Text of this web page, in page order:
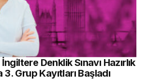
Denklik Sınavı Hazırlık
3. Grup Kayıtları Başladı